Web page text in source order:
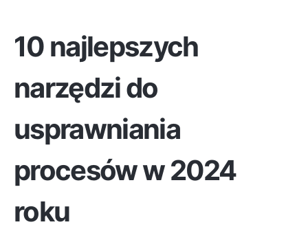
10 najlepszych
narzędzi do
usprawniania
procesów w 2024
roku